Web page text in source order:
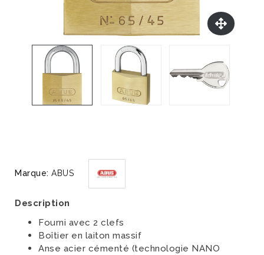
Marque: ABUS
Description
Fourni avec 2 clefs
Boîtier en laiton massif
Anse acier cémenté (technologie NANO